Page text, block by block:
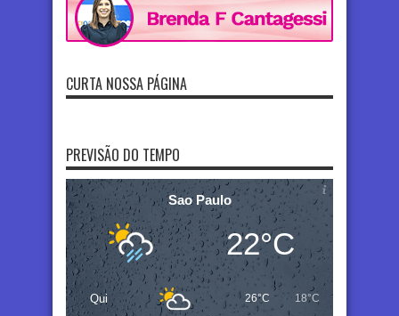
CURTA NOSSA PÁGINA
PREVISÃO DO TEMPO
Sao Paulo
22°C
Qui 26°C 18°C